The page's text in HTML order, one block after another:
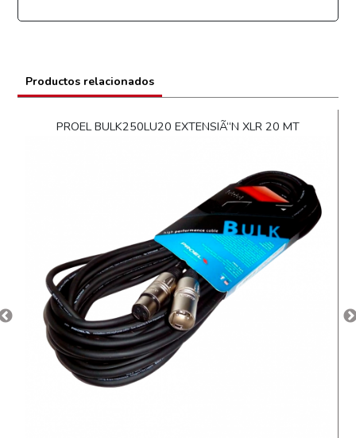
Productos relacionados
PROEL BULK250LU20 EXTENSIÃ“N XLR 20 MT